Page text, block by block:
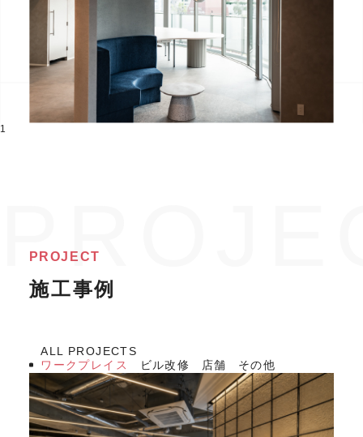
1
PROJECT
施工事例
ALL PROJECTS
ワークプレイス
ビル改修 店舗 その他